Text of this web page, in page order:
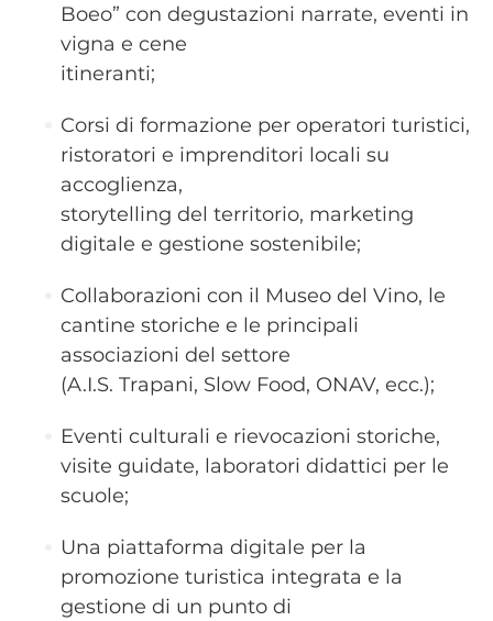
Boeo” con degustazioni narrate, eventi in
vigna e cene
itineranti;
Corsi di formazione per operatori turistici,
ristoratori e imprenditori locali su
accoglienza,
storytelling del territorio, marketing
digitale e gestione sostenibile;
Collaborazioni con il Museo del Vino, le
cantine storiche e le principali
associazioni del settore
(A.I.S. Trapani, Slow Food, ONAV, ecc.);
Eventi culturali e rievocazioni storiche,
visite guidate, laboratori didattici per le
scuole;
Una piattaforma digitale per la
promozione turistica integrata e la
gestione di un punto di